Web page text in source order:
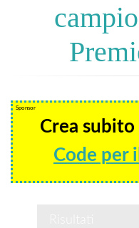
Sponsor
Crea subito
Code per